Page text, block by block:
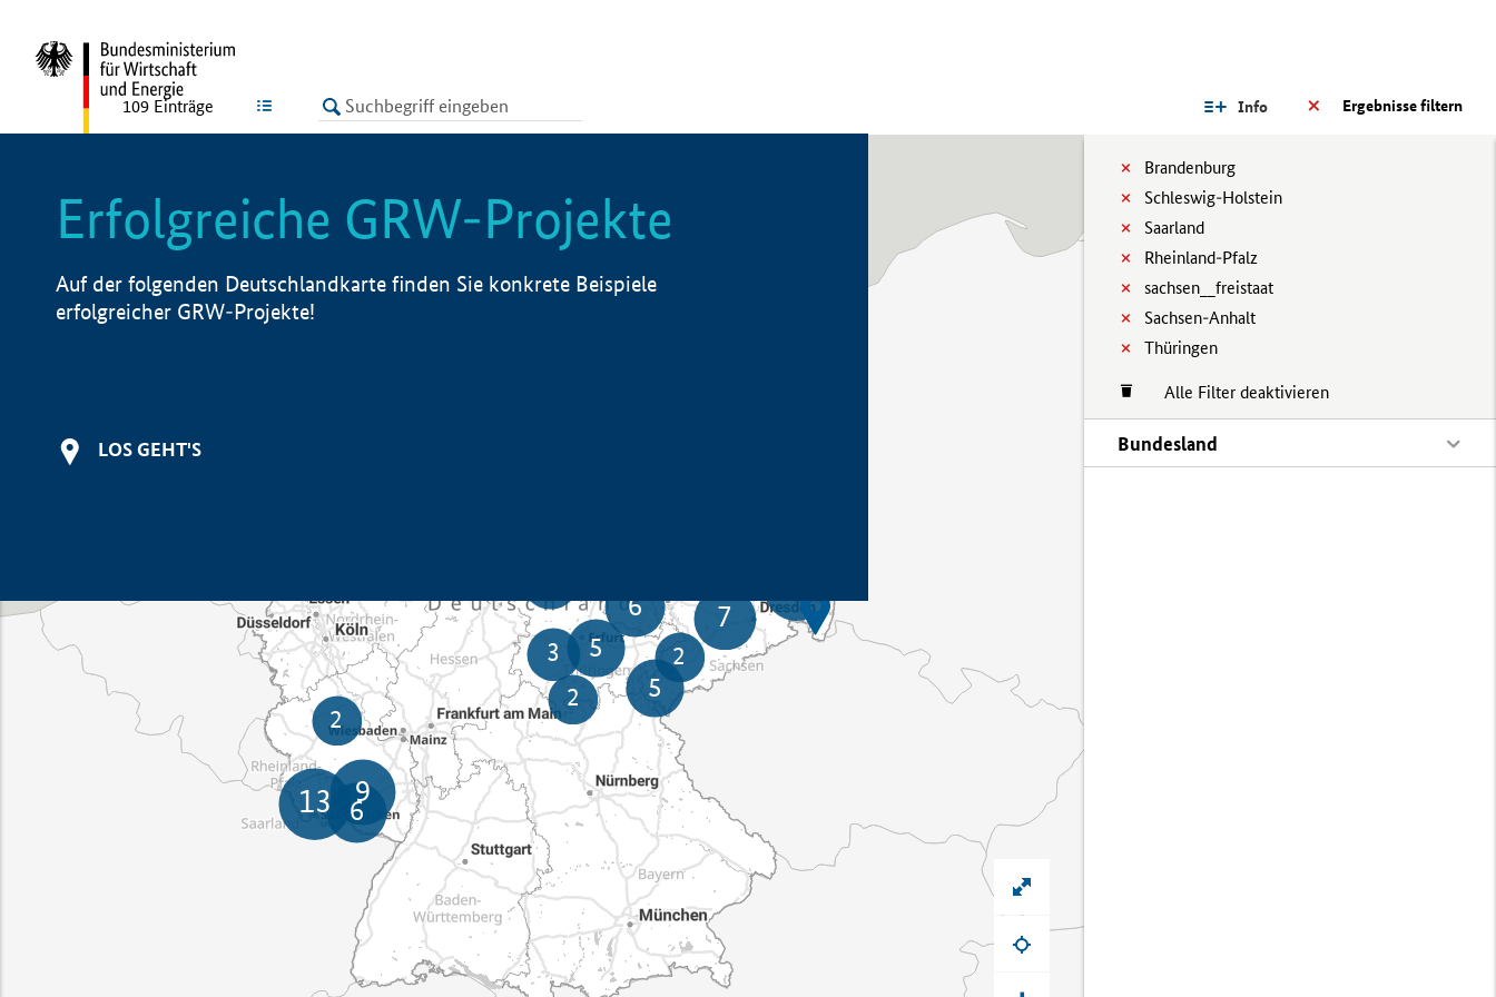
LISTE Ergebnisse filtern
Info
Brandenburg
Schleswig-Holstein
Saarland
Rheinland-Pfalz
sachsen__freistaat
Sachsen-Anhalt
Thüringen
Alle Filter deaktivieren
Bundesland
109 Einträge
Erfolgreiche GRW-Projekte
Auf der folgenden Deutschlandkarte finden Sie konkrete Beispiele
erfolgreicher GRW-Projekte!
LOS GEHT'S